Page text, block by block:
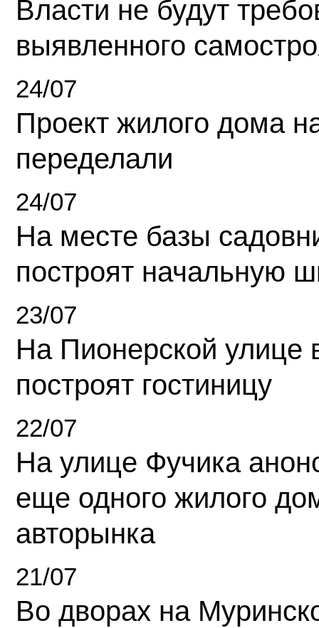
Власти не будут
выявленного
24/07
Проект жилого дома
переделали
24/07
На месте базы
построят начальную
23/07
На Пионерской улице
построят гостиницу
22/07
На улице Фучика
еще одного жилого
авторынка
21/07
Во дворах на